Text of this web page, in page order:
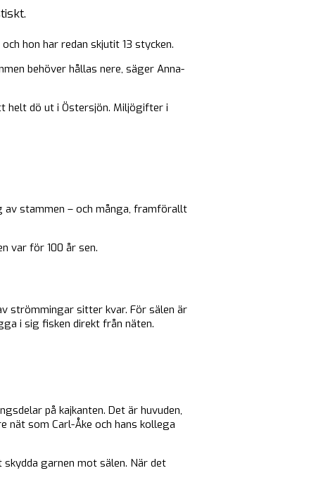
hon har redan skjutit 13 stycken.
behöver hållas nere, säger Anna-
helt dö ut i Östersjön. Miljögifter i
av stammen – och många, framförallt
var för 100 år sen.
strömmingar sitter kvar. För sälen är
i sig fisken direkt från näten.
på kajkanten. Det är huvuden,
som Carl-Åke och hans kollega
garnen mot sälen. När det